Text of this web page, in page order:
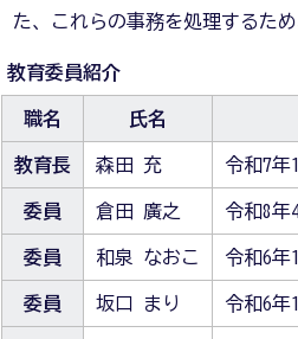
た、これらの事務を処理するた
教育委員紹介
職名 氏名
教育長 森田 充 令和7年
委員 倉田 廣之 令和8年
委員 和泉 なおこ 令和6年
委員 坂口 まり 令和6年